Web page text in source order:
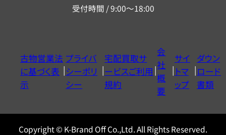
ー
ヤ
ル
0120604117
受付時間 / 9:00～18:00
古物営業法
に基づく表
示
プライバ
シーポリ
シー
宅配買取サ
ービスご利用
規約
会
社
概
要
サイ
トマ
ップ
ダウン
ロード
書類
Copyright © K-Brand Off Co.,Ltd. All Rights Reserved.